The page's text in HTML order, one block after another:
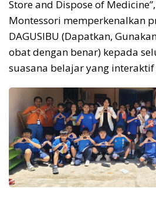
Store and Dispose of
Montessori memperkenalkan
DAGUSIBU (Dapatkan,
obat dengan benar) kepada
suasana belajar yang